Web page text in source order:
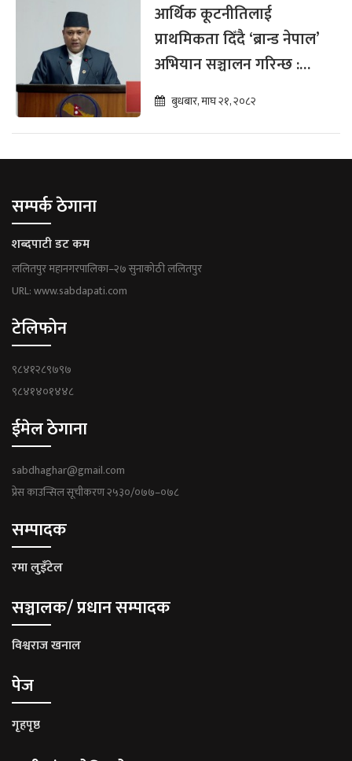
आर्थिक कूटनीतिलाई
प्राथमिकता दिँदै ‘ब्रान्ड नेपाल’
अभियान सञ्चालन गरिन्छ :
परराष्ट्रमन्त्री
बुधबार, माघ २१, २०८२
सम्पर्क ठेगाना
शब्दपाटी डट कम
ललितपुर महानगरपालिका–२७ सुनाकोठी ललितपुर
URL: www.sabdapati.com
टेलिफोन
९८४१२८९७९७
९८४१४०१४४८
ईमेल ठेगाना
sabdhaghar@gmail.com
प्रेस काउन्सिल सूचीकरण २५३०/०७७–०७८
सम्पादक
रमा लुइँटेल
सञ्चालक/ प्रधान सम्पादक
विश्वराज खनाल
पेज
गृहपृष्ठ